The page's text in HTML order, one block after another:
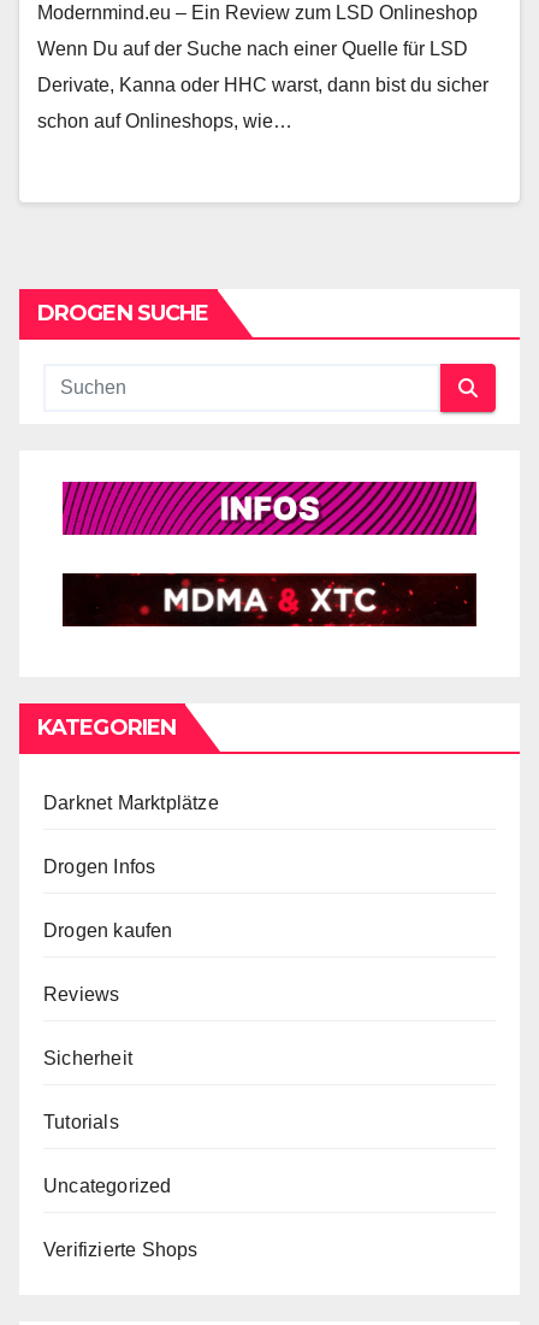
Modernmind.eu – Ein Review zum LSD Onlineshop
Wenn Du auf der Suche nach einer Quelle für LSD
Derivate, Kanna oder HHC warst, dann bist du sicher
schon auf Onlineshops, wie…
DROGEN SUCHE
KATEGORIEN
Darknet Marktplätze
Drogen Infos
Drogen kaufen
Reviews
Sicherheit
Tutorials
Uncategorized
Verifizierte Shops